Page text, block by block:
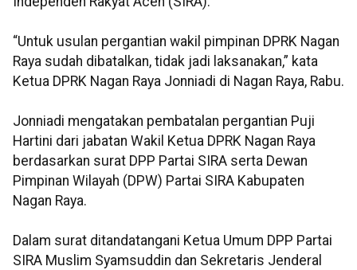
“Untuk usulan pergantian wakil pimpinan DPRK Nagan
Raya sudah dibatalkan, tidak jadi laksanakan,” kata
Ketua DPRK Nagan Raya Jonniadi di Nagan Raya, Rabu.
Jonniadi mengatakan pembatalan pergantian Puji
Hartini dari jabatan Wakil Ketua DPRK Nagan Raya
berdasarkan surat DPP Partai SIRA serta Dewan
Pimpinan Wilayah (DPW) Partai SIRA Kabupaten
Nagan Raya.
Dalam surat ditandatangani Ketua Umum DPP Partai
SIRA Muslim Syamsuddin dan Sekretaris Jenderal